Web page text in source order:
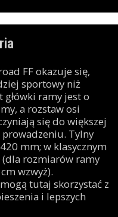
FF okazuje się,
sportowy niż
główki ramy jest o
a rozstaw osi
się do większej
Tylny
mm; w klasycznym
rozmiarów ramy
wzwyż).
tutaj skorzystać z
i lepszych